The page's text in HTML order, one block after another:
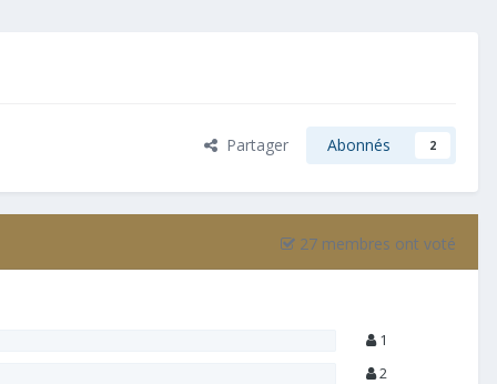
Partager Abonnés 2
27 membres ont voté
1
2